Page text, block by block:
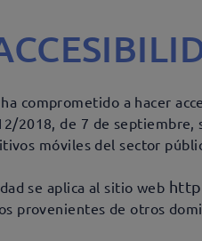
comprometido a hacer
2018, de 7 de septiembre,
móviles del sector
se aplica al sitio web
provenientes de otros